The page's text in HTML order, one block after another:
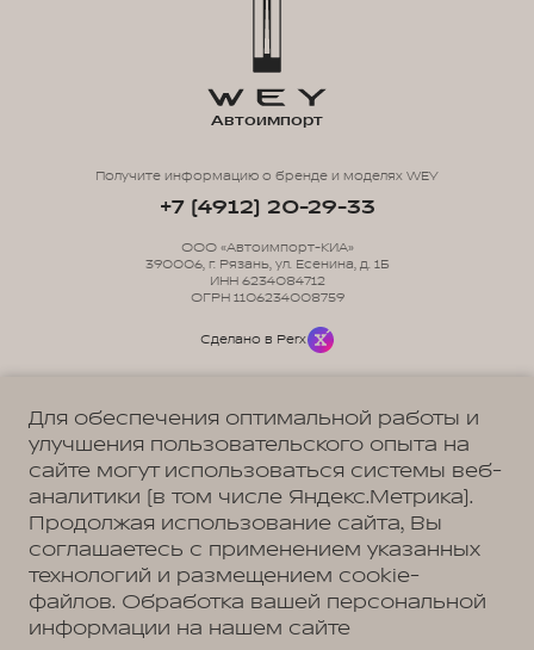
Политика обработки персональных данных
Согласие на коммуникацию
Согласие на предоставление персональных данных третьим лицам
Согласие на обработку ПД
Автоимпорт
Получите информацию о бренде и моделях WEY
+7 (4912) 20-29-33
ООО «Автоимпорт-КИА»
390006, г. Рязань, ул. Есенина, д. 1Б
ИНН 6234084712
ОГРН 1106234008759
Сделано в Perx
Адрес
Для обеспечения оптимальной работы и
улучшения пользовательского опыта на
сайте могут использоваться системы веб-
аналитики (в том числе Яндекс.Метрика).
Продолжая использование сайта, Вы
соглашаетесь с применением указанных
технологий и размещением cookie-
файлов. Обработка вашей персональной
информации на нашем сайте